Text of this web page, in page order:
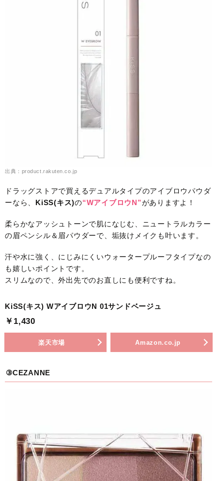
出典：product.rakuten.co.jp
ドラッグストアで買えるデュアルタイプのアイブロウパウダ
ーなら、 KiSS(キス)の“WアイブロウN”がありますよ！
柔らかなアッシュトーンで肌になじむ、ニュートラルカラー
の眉ペンシル＆眉パウダーで、垢抜けメイクも叶います。
汗や水に強く、にじみにくいウォータープルーフタイプなの
も嬉しいポイントです。
スリムなので、外出先でのお直しにも便利ですね。
KiSS(キス) WアイブロウN 01サンドベージュ
￥1,430
楽天市場 Amazon.co.jp
③CEZANNE